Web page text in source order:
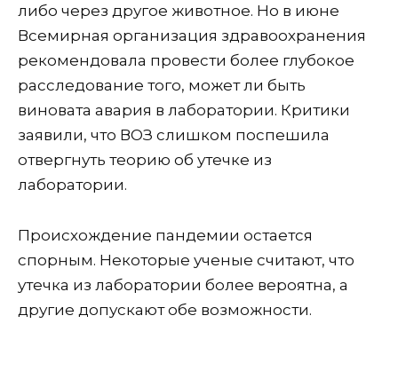
либо через другое животное. Но в июне
Всемирная организация здравоохранения
рекомендовала провести более глубокое
расследование того, может ли быть
виновата авария в лаборатории. Критики
заявили, что ВОЗ слишком поспешила
отвергнуть теорию об утечке из
лаборатории.
Происхождение пандемии остается
спорным. Некоторые ученые считают, что
утечка из лаборатории более вероятна, а
другие допускают обе возможности.